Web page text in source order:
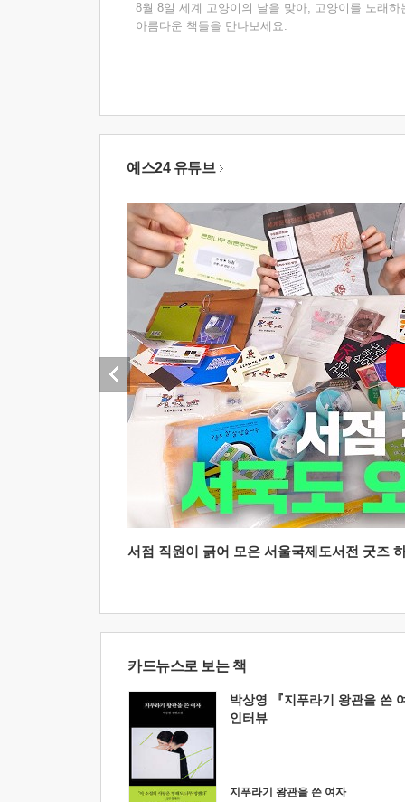
8월 8일 세계 고양이의 날을 맞아, 고양이를 노래하
아름다운 책들을 만나보세요.
예스24 유튜브
서점 직원이 긁어 모은 서울국제도서전 굿즈
카드뉴스로 보는 책
박상영 『지푸라기 왕관을 쓴
인터뷰
지푸라기 왕관을 쓴 여자